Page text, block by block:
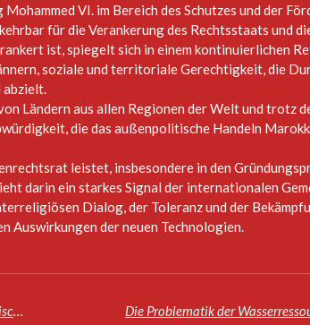
VI. im Bereich des Schutzes und der
für die Verankerung des Rechtsstaats und
ist, spiegelt sich in einem kontinuierlichen
soziale und territoriale Gerechtigkeit, die
abzielt.
Ländern aus allen Regionen der Welt und trotz
die das außenpolitische Handeln
leistet, insbesondere in den
darin ein starkes Signal der internationalen
Dialog, der Toleranz und der
Auswirkungen der neuen Technologien.
Die junge Filleh mint Chahid mint Laaroussi, ein weiteres Opfer der zynischen Tyrannei der Polisario.